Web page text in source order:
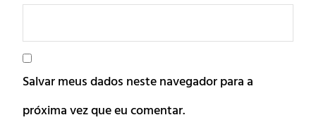
Salvar meus dados neste navegador para a
próxima vez que eu comentar.